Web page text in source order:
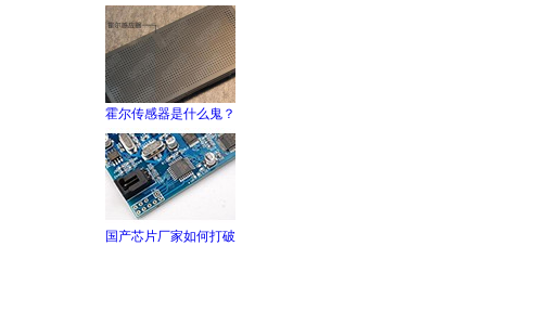
霍尔传感器是什么鬼？
国产芯片厂家如何打破